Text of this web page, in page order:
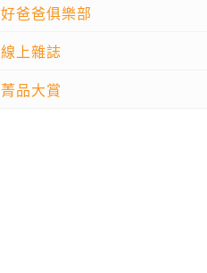
好爸爸俱樂部
線上雜誌
菁品大賞